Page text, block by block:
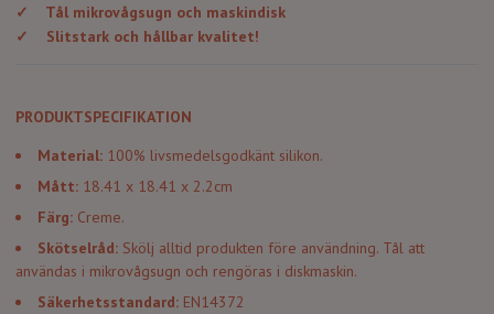
✓
Tål mikrovågsugn och maskindisk
✓
Slitstark och hållbar kvalitet!
PRODUKTSPECIFIKATION
Material: 100% livsmedelsgodkänt silikon.
Mått: 18.41 x 18.41 x 2.2cm
Färg: Creme.
Skötselråd: Skölj alltid produkten före användning. Tål att
användas i mikrovågsugn och rengöras i diskmaskin.
Säkerhetsstandard: EN14372